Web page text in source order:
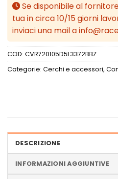
Se disponibile al
tua in circa 10/15 giorni
inviaci una mail a
COD: CVR720105D5L3372BBZ
Categorie: Cerchi e accessori,
DESCRIZIONE
INFORMAZIONI AGGIUNTIVE